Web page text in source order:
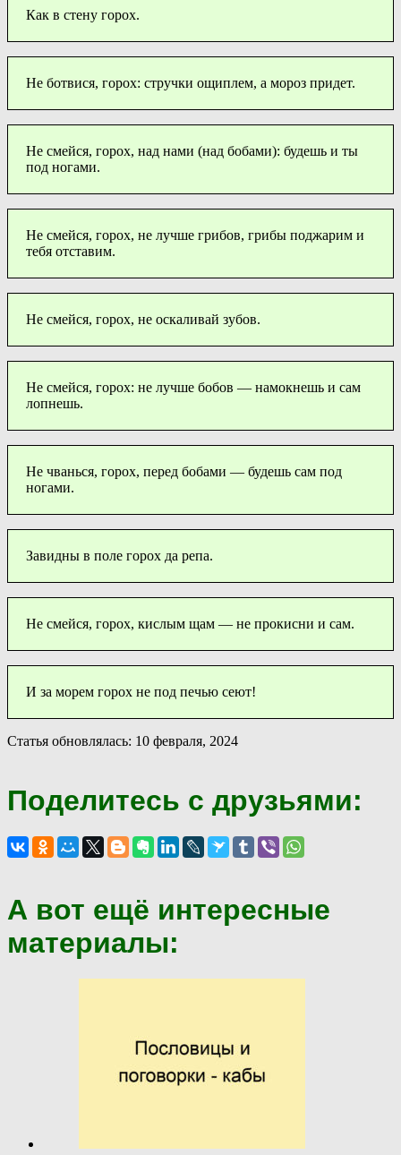
Как в стену горох.
Не ботвися, горох: стручки ощиплем, а мороз придет.
Не смейся, горох, над нами (над бобами): будешь и ты
под ногами.
Не смейся, горох, не лучше грибов, грибы поджарим и
тебя отставим.
Не смейся, горох, не оскаливай зубов.
Не смейся, горох: не лучше бобов — намокнешь и сам
лопнешь.
Не чванься, горох, перед бобами — будешь сам под
ногами.
Завидны в поле горох да репа.
Не смейся, горох, кислым щам — не прокисни и сам.
И за морем горох не под печью сеют!
Статья обновлялась: 10 февраля, 2024
Поделитесь с друзьями:
А вот ещё интересные
материалы: